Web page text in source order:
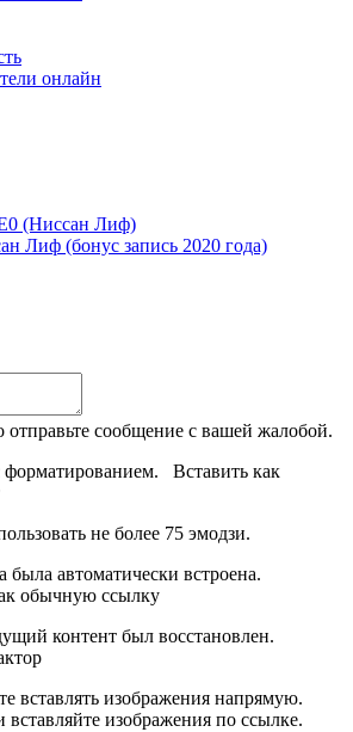
онлайн
(Ниссан Лиф)
Лиф (бонус запись 2020 года)
отправьте сообщение с вашей жалобой.
форматированием. Вставить как
не более 75 эмодзи.
была автоматически встроена.
обычную ссылку
контент был восстановлен.
вставлять изображения напрямую.
вставляйте изображения по ссылке.